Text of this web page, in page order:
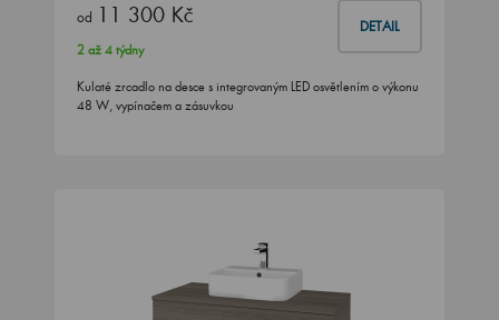
od 11 300 Kč DETAIL
2 až 4 týdny
Kulaté zrcadlo na desce s integrovaným LED osvětlením o výkonu
48 W, vypínačem a zásuvkou